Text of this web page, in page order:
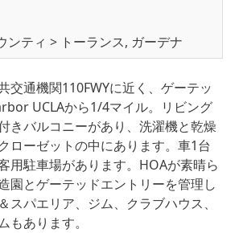
ンティ > トーランス, ガーデナ
交通機関110FWYに近く、ゲーテッ
UCLAから1/4マイル。リビング
きバルコニーがあり、洗濯機と乾燥
ローゼットの中にあります。車1台
用駐車場があります。HOAが素晴ら
園とゲーテッドエントリーを管理し
スパエリア、ジム、クラブハウス、
もあります。